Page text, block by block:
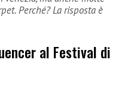
Perché? La risposta è
al Festival di